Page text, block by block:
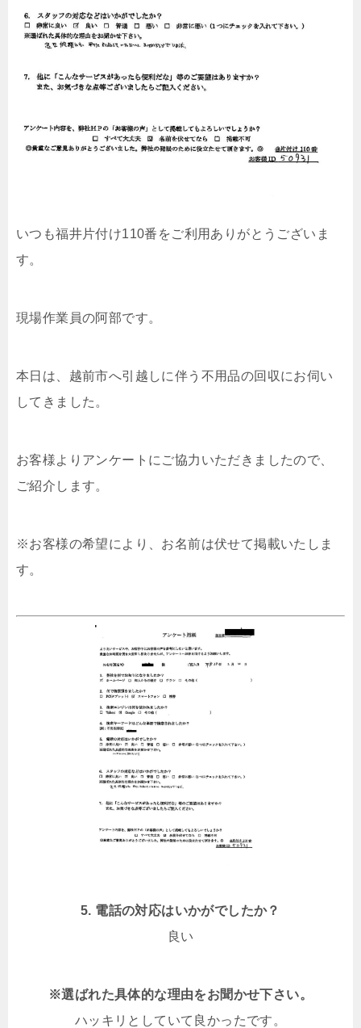
いつも福井片付け110番をご利用ありがとうございま
す。
現場作業員の阿部です。
本日は、越前市へ引越しに伴う不用品の回収にお伺い
してきました。
お客様よりアンケートにご協力いただきましたので、
ご紹介します。
※お客様の希望により、お名前は伏せて掲載いたしま
す。
5. 電話の対応はいかがでしたか？
良い
※選ばれた具体的な理由をお聞かせ下さい。
ハッキリとしていて良かったです。